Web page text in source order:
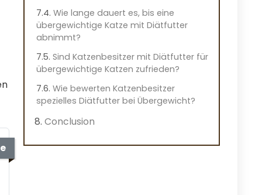
Wie lange dauert es, bis eine
übergewichtige Katze mit Diätfutter
abnimmt?
Sind Katzenbesitzer mit Diätfutter für
übergewichtige Katzen zufrieden?
Wie bewerten Katzenbesitzer
spezielles Diätfutter bei Übergewicht?
Conclusion